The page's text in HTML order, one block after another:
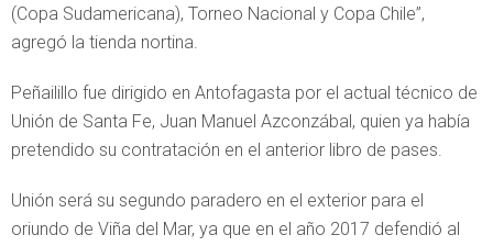
(Copa Sudamericana), Torneo Nacional y Copa Chile”,
agregó la tienda nortina.
Peñailillo fue dirigido en Antofagasta por el actual técnico de
Unión de Santa Fe, Juan Manuel Azconzábal, quien ya había
pretendido su contratación en el anterior libro de pases.
Unión será su segundo paradero en el exterior para el
oriundo de Viña del Mar, ya que en el año 2017 defendió al